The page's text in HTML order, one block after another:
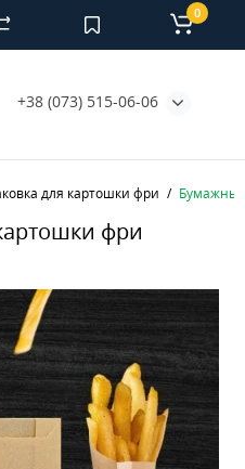
+38 (073) 515-06-06
0
для картошки фри
фри